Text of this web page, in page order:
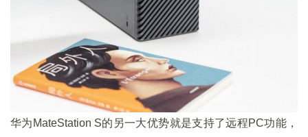
华为MateStation S的另一大优势就是支持了远程PC功能，